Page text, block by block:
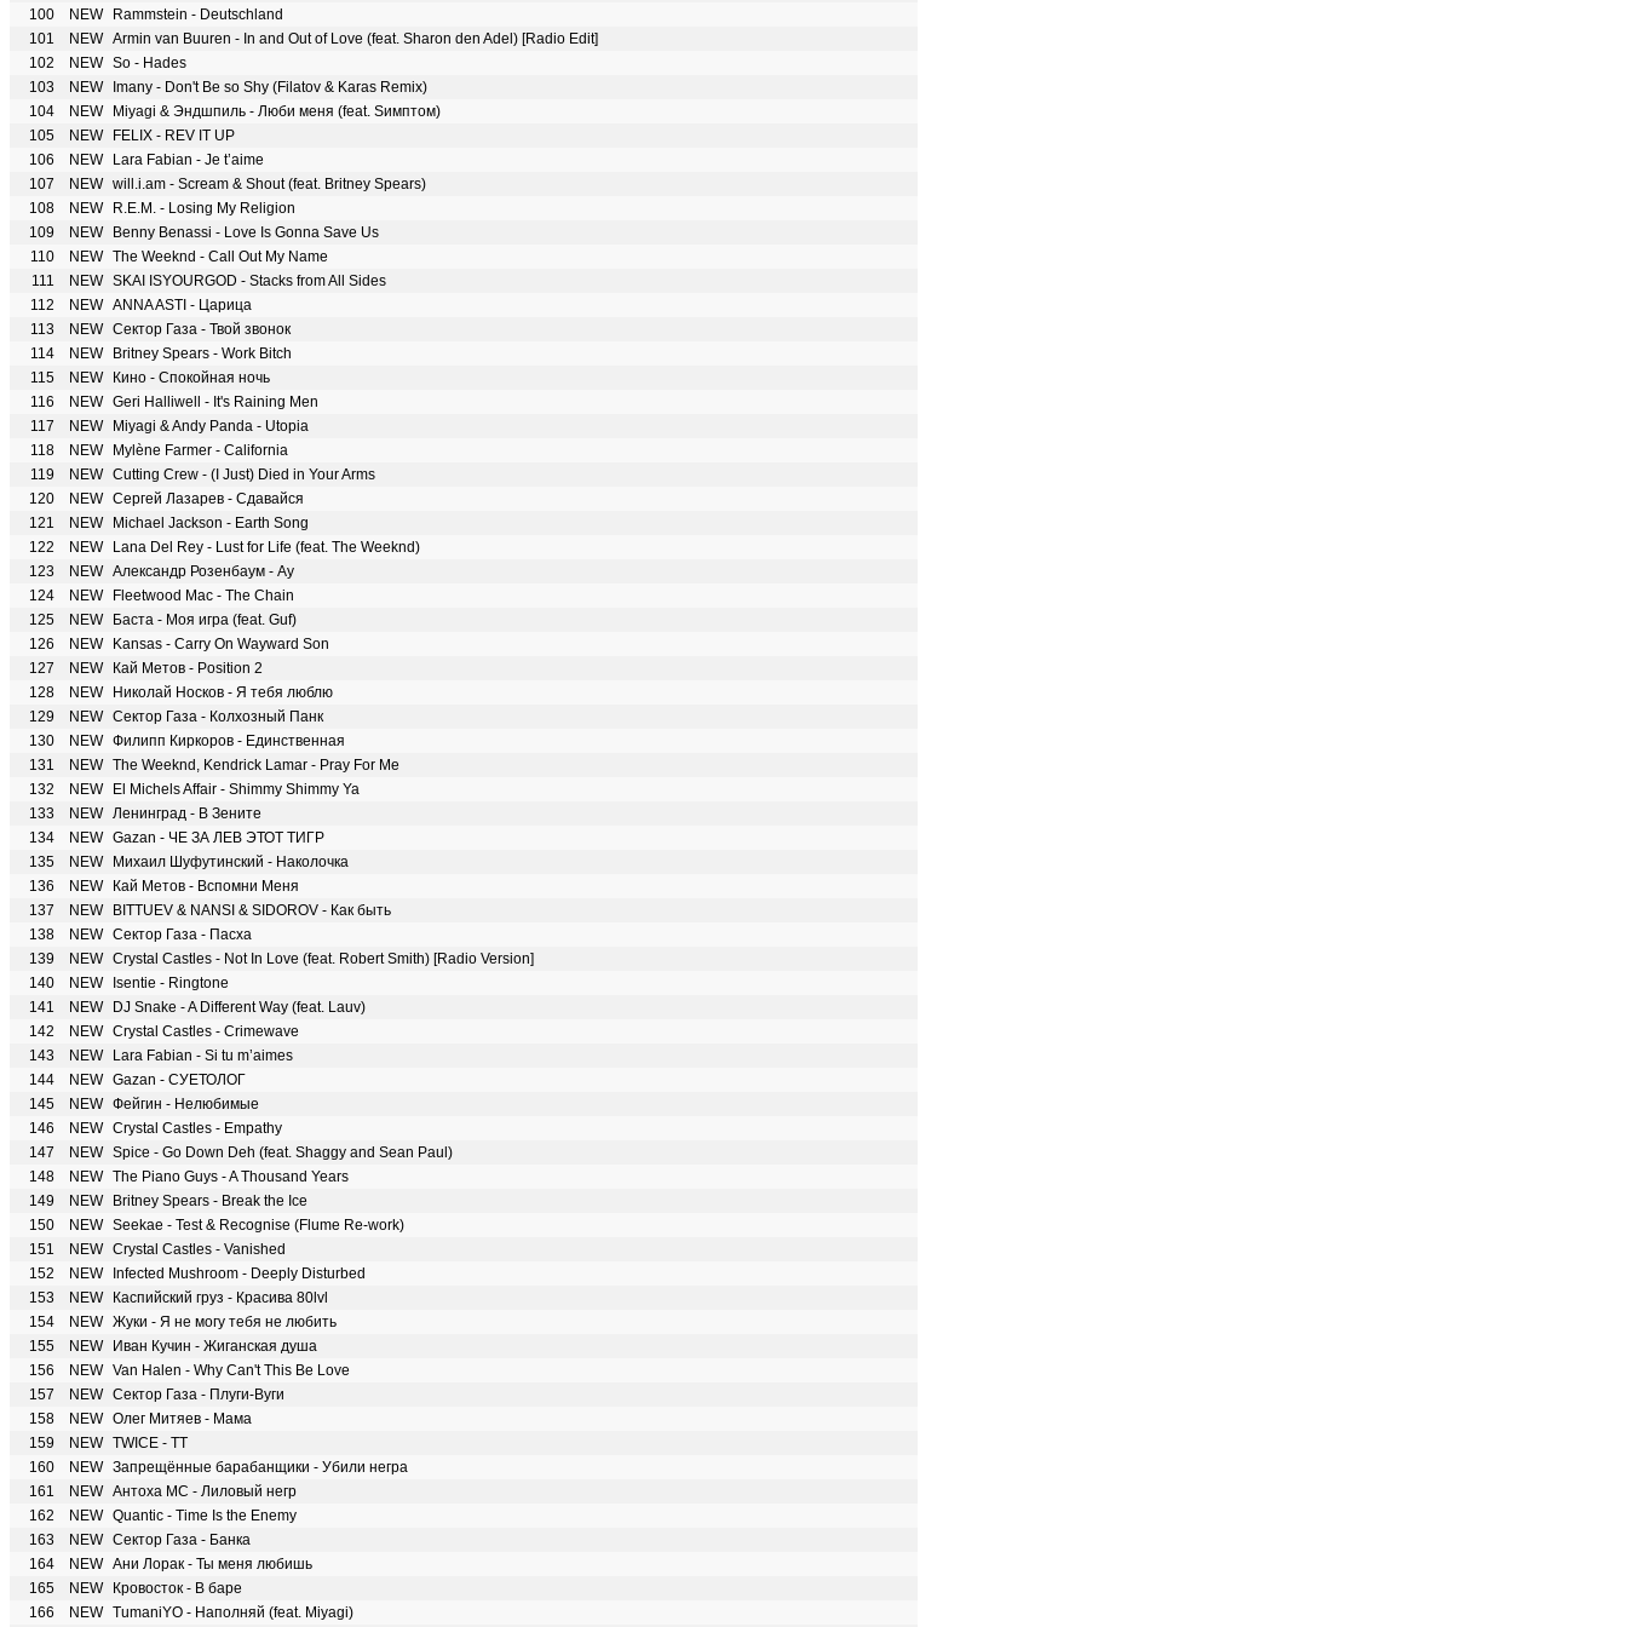
100
NEW
Rammstein - Deutschland
101
NEW Armin van Buuren - In and Out of Love (feat. Sharon den Adel) [Radio Edit]
102
NEW So - Hades
103
NEW
Imany - Don't Be so Shy (Filatov & Karas Remix)
104
NEW
Miyagi & Эндшпиль - Люби меня (feat. Sимптом)
105
NEW
FELIX - REV IT UP
106
NEW
Lara Fabian - Je t’aime
107
NEW will.i.am - Scream & Shout (feat. Britney Spears)
108
NEW
R.E.M. - Losing My Religion
109
NEW
Benny Benassi - Love Is Gonna Save Us
110
NEW The Weeknd - Call Out My Name
111
NEW SKAI ISYOURGOD - Stacks from All Sides
112
NEW ANNA ASTI - Царица
113
NEW Сектор Газа - Твой звонок
114
NEW
Britney Spears - Work Bitch
115
NEW
Кино - Спокойная ночь
116
NEW Geri Halliwell - It's Raining Men
117
NEW
Miyagi & Andy Panda - Utopia
118
NEW
Mylène Farmer - California
119
NEW Cutting Crew - (I Just) Died in Your Arms
120
NEW Сергей Лазарев - Сдавайся
121
NEW
Michael Jackson - Earth Song
122
NEW
Lana Del Rey - Lust for Life (feat. The Weeknd)
123
NEW Александр Розенбаум - Ау
124
NEW
Fleetwood Mac - The Chain
125
NEW
Баста - Моя игра (feat. Guf)
126
NEW
Kansas - Carry On Wayward Son
127
NEW
Кай Метов - Position 2
128
NEW
Николай Носков - Я тебя люблю
129
NEW Сектор Газа - Колхозный Панк
130
NEW Филипп Киркоров - Единственная
131
NEW The Weeknd, Kendrick Lamar - Pray For Me
132
NEW
El Michels Affair - Shimmy Shimmy Ya
133
NEW Ленинград - В Зените
134
NEW Gazan - ЧЕ ЗА ЛЕВ ЭТОТ ТИГР
135
NEW
Михаил Шуфутинский - Наколочка
136
NEW
Кай Метов - Вспомни Меня
137
NEW
BITTUEV & NANSI & SIDOROV - Как быть
138
NEW Сектор Газа - Пасха
139
NEW Crystal Castles - Not In Love (feat. Robert Smith) [Radio Version]
140
NEW
Isentie - Ringtone
141
NEW
DJ Snake - A Different Way (feat. Lauv)
142
NEW Crystal Castles - Crimewave
143
NEW
Lara Fabian - Si tu m’aimes
144
NEW Gazan - СУЕТОЛОГ
145
NEW Фейгин - Нелюбимые
146
NEW Crystal Castles - Empathy
147
NEW Spice - Go Down Deh (feat. Shaggy and Sean Paul)
148
NEW The Piano Guys - A Thousand Years
149
NEW
Britney Spears - Break the Ice
150
NEW Seekae - Test & Recognise (Flume Re-work)
151
NEW Crystal Castles - Vanished
152
NEW
Infected Mushroom - Deeply Disturbed
153
NEW
Каспийский груз - Красива 80lvl
154
NEW Жуки - Я не могу тебя не любить
155
NEW
Иван Кучин - Жиганская душа
156
NEW Van Halen - Why Can't This Be Love
157
NEW Сектор Газа - Плуги-Вуги
158
NEW Олег Митяев - Мама
159
NEW TWICE - TT
160
NEW Запрещённые барабанщики - Убили негра
161
NEW Антоха MC - Лиловый негр
162
NEW Quantic - Time Is the Enemy
163
NEW Сектор Газа - Банка
164
NEW Ани Лорак - Ты меня любишь
165
NEW
Кровосток - В баре
166
NEW TumaniYO - Наполняй (feat. Miyagi)